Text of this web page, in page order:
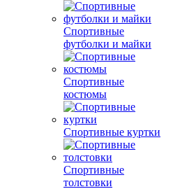
Спортивные
футболки и майки
Спортивные
костюмы
Спортивные куртки
Спортивные
толстовки